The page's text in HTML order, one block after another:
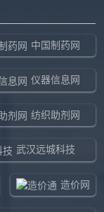
中国制药网
仪器信息网
纺织助剂网
武汉远城科技
造价网